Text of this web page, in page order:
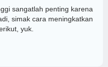
sangatlah penting karena
simak cara meningkatkan
yuk.